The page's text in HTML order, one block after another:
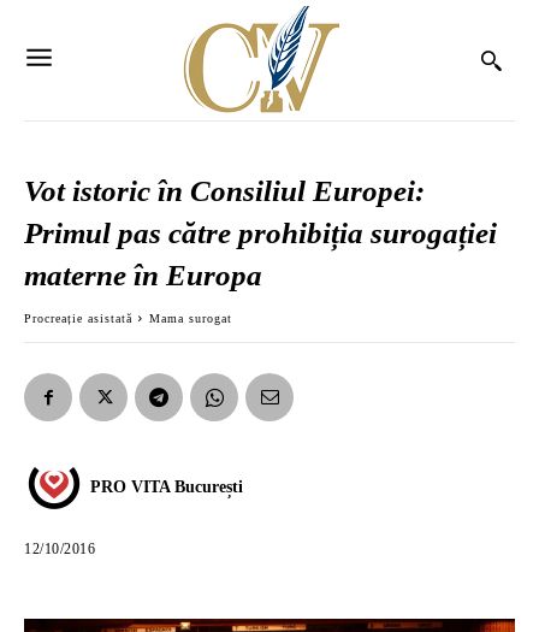
Vot istoric în Consiliul Europei:
Primul pas către prohibiția surogației
materne în Europa
Procreație asistată Mama surogat
PRO VITA București
12/10/2016